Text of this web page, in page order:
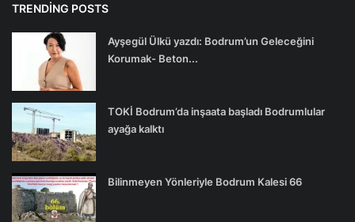
TRENDING POSTS
Ayşegül Ülkü yazdı: Bodrum’un Geleceğini
Korumak- Beton...
TOKİ Bodrum’da inşaata başladı Bodrumlular
ayağa kalktı
Bilinmeyen Yönleriyle Bodrum Kalesi 66